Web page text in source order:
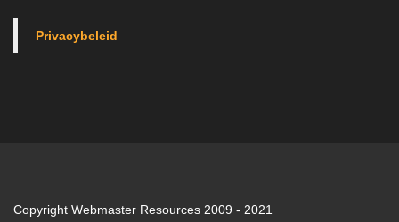
Privacybeleid
Copyright Webmaster Resources 2009 - 2021